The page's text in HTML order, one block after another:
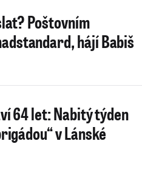
Poštovním
hájí Babiš
64 let: Nabitý týden
v Lánské